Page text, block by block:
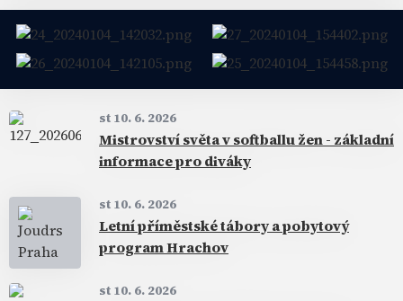
st 10. 6. 2026
Mistrovství světa v softballu žen - základní
informace pro diváky
st 10. 6. 2026
Letní příměstské tábory a pobytový
program Hrachov
st 10. 6. 2026